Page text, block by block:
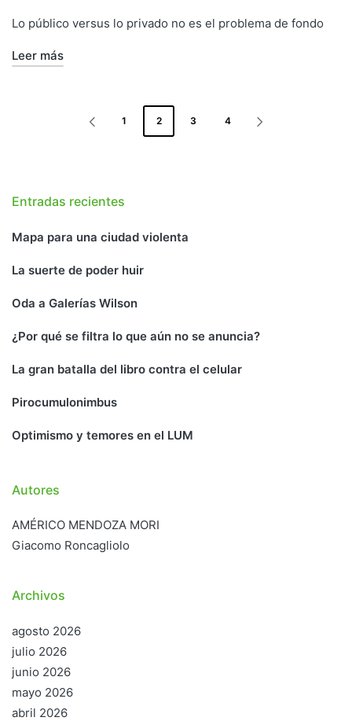
en
Lo público versus lo privado no es el problema de fondo
Leer más
PAGINACIÓN
PÁGINA
1 2 3 4
Entradas recientes
Mapa para una ciudad violenta
La suerte de poder huir
Oda a Galerías Wilson
¿Por qué se filtra lo que aún no se anuncia?
La gran batalla del libro contra el celular
Pirocumulonimbus
Optimismo y temores en el LUM
Autores
AMÉRICO MENDOZA MORI
Giacomo Roncagliolo
Archivos
agosto 2026
julio 2026
junio 2026
mayo 2026
abril 2026